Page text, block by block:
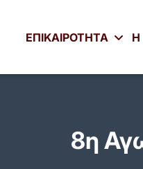
ΕΠΙΚΑΙΡΟΤΗΤΑ Η
8η